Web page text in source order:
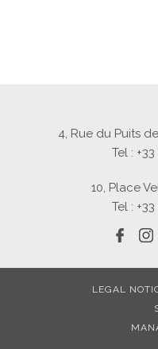
4, Rue du Puits
Tel :
10, Place
Tel :
LEGAL